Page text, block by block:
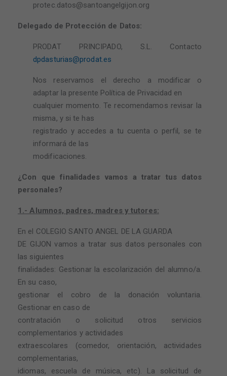
protec.datos@santoangelgijon.org
Delegado de Protección de Datos:
PRODAT PRINCIPADO, S.L. Contacto
dpdasturias@prodat.es
Nos reservamos el derecho a modificar o
adaptar la presente Política de Privacidad en
cualquier momento. Te recomendamos revisar la
misma, y si te has
registrado y accedes a tu cuenta o perfil, se te
informará de las
modificaciones.
¿Con que finalidades vamos a tratar tus datos
personales?
1.- Alumnos, padres, madres y tutores:
En el COLEGIO SANTO ANGEL DE LA GUARDA
DE GIJON vamos a tratar sus datos personales con
las siguientes
finalidades: Gestionar la escolarización del alumno/a.
En su caso,
gestionar el cobro de la donación voluntaria.
Gestionar en caso de
contratación o solicitud otros servicios
complementarios y actividades
extraescolares (comedor, orientación, actividades
complementarias,
idiomas, escuela de música, etc). La solicitud de